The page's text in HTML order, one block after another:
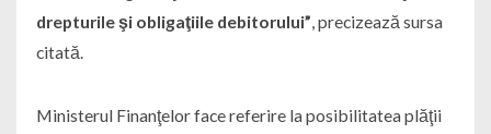
drepturile şi obligaţiile debitorului”, precizează sursa
citată.
Ministerul Finanţelor face referire la posibilitatea plăţii